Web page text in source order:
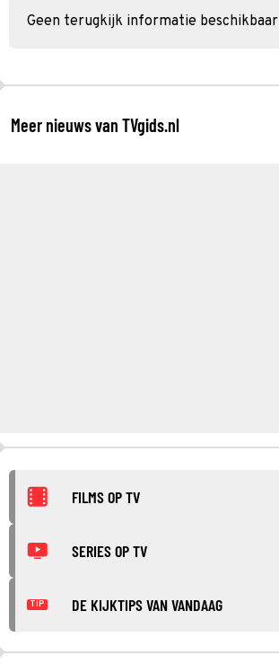
Geen terugkijk informatie beschikbaar
Meer nieuws van TVgids.nl
FILMS OP TV
SERIES OP TV
TIP DE KIJKTIPS VAN VANDAAG